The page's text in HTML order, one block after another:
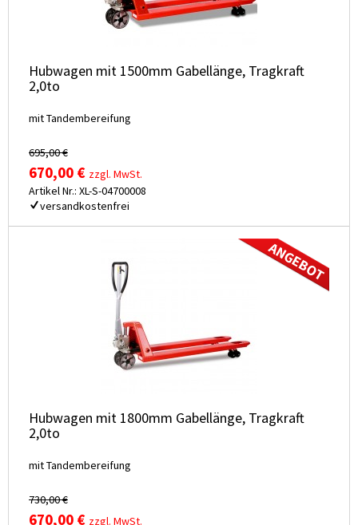
Hubwagen mit 1500mm Gabellänge, Tragkraft
2,0to
mit Tandembereifung
695,00 €
670,00 € zzgl. MwSt.
Artikel Nr.: XL-S-04700008
versandkostenfrei
Hubwagen mit 1800mm Gabellänge, Tragkraft
2,0to
mit Tandembereifung
730,00 €
670,00 € zzgl. MwSt.